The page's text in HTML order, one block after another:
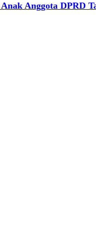
Anggota DPRD